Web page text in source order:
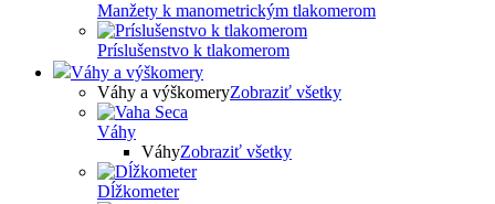
Manžety k manometrickým tlakomerom
Príslušenstvo k tlakomerom
Váhy a výškomery
Váhy a výškomeryZobraziť všetky
Váhy
VáhyZobraziť všetky
Dĺžkometer